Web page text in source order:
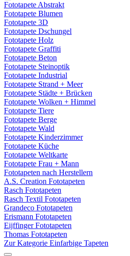
Fototapete Abstrakt
Fototapete Blumen
Fototapete 3D
Fototapete Dschungel
Fototapete Holz
Fototapete Graffiti
Fototapete Beton
Fototapete Steinoptik
Fototapete Industrial
Fototapete Strand + Meer
Fototapete Städte + Brücken
Fototapete Wolken + Himmel
Fototapete Tiere
Fototapete Berge
Fototapete Wald
Fototapete Kinderzimmer
Fototapete Küche
Fototapete Weltkarte
Fototapete Frau + Mann
Fototapeten nach Herstellern
A.S. Creation Fototapeten
Rasch Fototapeten
Rasch Textil Fototapeten
Grandeco Fototapeten
Erismann Fototapeten
Eijffinger Fototapeten
Thomas Fototapeten
Zur Kategorie Einfarbige Tapeten